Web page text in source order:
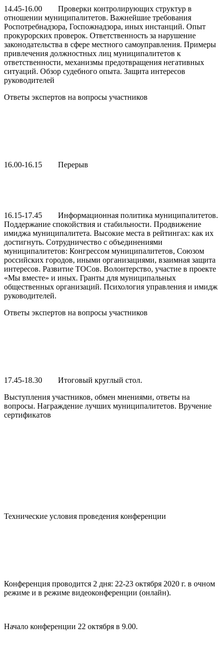
14.45-16.00 Проверки контролирующих структур в
отношении муниципалитетов. Важнейшие требования
Роспотребнадзора, Госпожнадзора, иных инстанций. Опыт
прокурорских проверок. Ответственность за нарушение
законодательства в сфере местного самоуправления. Примеры
привлечения должностных лиц муниципалитетов к
ответственности, механизмы предотвращения негативных
ситуаций. Обзор судебного опыта. Защита интересов
руководителей
Ответы экспертов на вопросы участников
16.00-16.15 Перерыв
16.15-17.45 Информационная политика муниципалитетов.
Поддержание спокойствия и стабильности. Продвижение
имиджа муниципалитета. Высокие места в рейтингах: как их
достигнуть. Сотрудничество с объединениями
муниципалитетов: Конгрессом муниципалитетов, Союзом
российских городов, иными организациями, взаимная защита
интересов. Развитие ТОСов. Волонтерство, участие в проекте
«Мы вместе» и иных. Гранты для муниципальных
общественных организаций. Психология управления и имидж
руководителей.
Ответы экспертов на вопросы участников
17.45-18.30 Итоговый круглый стол.
Выступления участников, обмен мнениями, ответы на
вопросы. Награждение лучших муниципалитетов. Вручение
сертификатов
Технические условия проведения конференции
Конференция проводится 2 дня: 22-23 октября 2020 г. в очном
режиме и в режиме видеоконференции (онлайн).
Начало конференции 22 октября в 9.00.